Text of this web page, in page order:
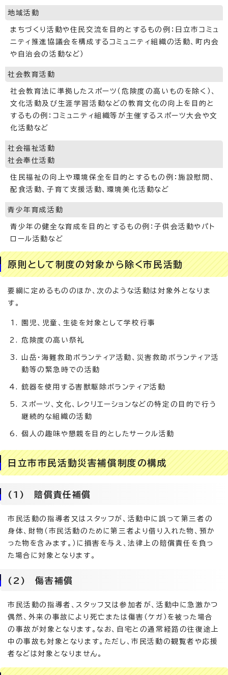
地域活動
まちづくり活動や住民交流を目的とするもの例：日立市コミュ
ニティ推進協議会を構成するコミュニティ組織の活動、町内会
や自治会の活動など）
社会教育活動
社会教育法に準拠したスポーツ（危険度の高いものを除く）、
文化活動及び生涯学習活動などの教育文化の向上を目的と
するもの例：コミュニティ組織等が主催するスポーツ大会や文
化活動など
社会福祉活動
社会奉仕活動
住民福祉の向上や環境保全を目的とするもの例：施設慰問、
配食活動、子育て支援活動、環境美化活動など
青少年育成活動
青少年の健全な育成を目的とするもの例：子供会活動やパト
ロール活動など
原則として制度の対象から除く市民活動
要綱に定めるもののほか、次のような活動は対象外となりま
す。
園児、児童、生徒を対象として学校行事
危険度の高い祭礼
山岳・海難救助ボランティア活動、災害救助ボランティア活
動等の緊急時での活動
銃器を使用する害獣駆除ボランティア活動
スポーツ、文化、レクリエーションなどの特定の目的で行う
継続的な組織の活動
個人の趣味や懇親を目的としたサークル活動
日立市市民活動災害補償制度の構成
(1) 賠償責任補償
市民活動の指導者又はスタッフが、活動中に誤って第三者の
身体、財物（市民活動のために第三者より借り入れた物、預か
った物を含みます。）に損害を与え、法律上の賠償責任を負っ
た場合に対象となります。
(2) 傷害補償
市民活動の指導者、スタッフ又は参加者が、活動中に急激かつ
偶然、外来の事故により死亡または傷害（ケガ）を被った場合
の事故が対象となります。なお、自宅との通常経路の往復途上
中の事故も対象となります。ただし、市民活動の観覧者や応援
者などは対象となりません。